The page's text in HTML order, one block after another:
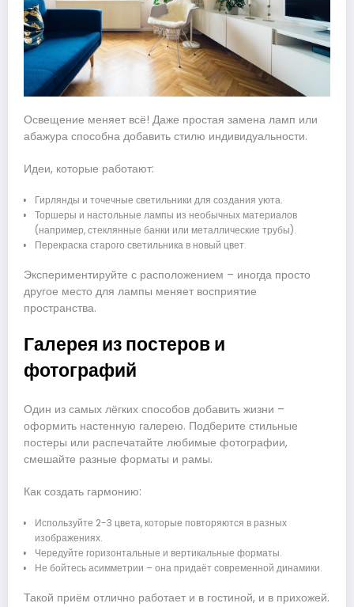
Освещение меняет всё! Даже простая замена ламп или
абажура способна добавить стилю индивидуальности.
Идеи, которые работают:
Гирлянды и точечные светильники для создания уюта.
Торшеры и настольные лампы из необычных материалов
(например, стеклянные банки или металлические трубы).
Перекраска старого светильника в новый цвет.
Экспериментируйте с расположением – иногда просто
другое место для лампы меняет восприятие
пространства.
Галерея из постеров и
фотографий
Один из самых лёгких способов добавить жизни –
оформить настенную галерею. Подберите стильные
постеры или распечатайте любимые фотографии,
смешайте разные форматы и рамы.
Как создать гармонию:
Используйте 2-3 цвета, которые повторяются в разных
изображениях.
Чередуйте горизонтальные и вертикальные форматы.
Не бойтесь асимметрии – она придаёт современной динамики.
Такой приём отлично работает и в гостиной, и в прихожей.